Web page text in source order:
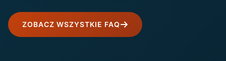
ZOBACZ WSZYSTKIE FAQ